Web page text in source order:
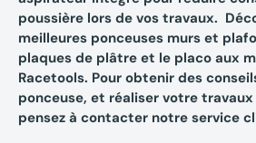
poussière lors de vos travaux.
meilleures ponceuses murs et
plaques de plâtre et le placo aux
Racetools. Pour obtenir des
ponceuse, et réaliser votre
pensez à contacter notre service